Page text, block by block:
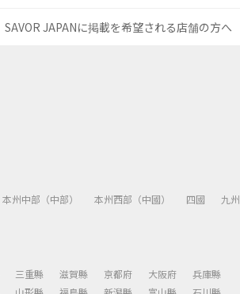
SAVOR JAPANに掲載を希望される店舗の方へ
本州中部（中部） 本州西部（中國） 四國
九州
三重縣 滋賀縣 京都府 大阪府
兵庫縣